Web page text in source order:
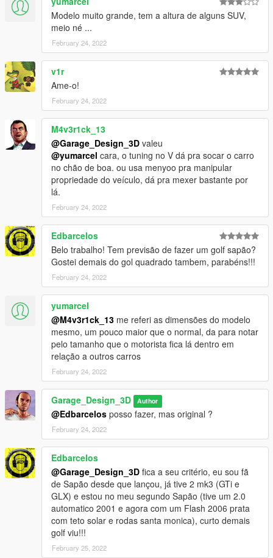
Conversao para o GTA 5: GarageDesign3D
- se for usar o mod em video por gentileza usar os creditos
--------------------------------------------------------------
English
Saveiro g4 surf original [Add-On]
Offline Spawn Name: savaoriginal
Characteristics:
- HQ interior
- HQ textures
- Hands on the steering wheel
- collision deformation
- functional speedometer
Installation:
Step 1:
Just put the savaoriginal folder there using openIV:
GTA V >> mods >> update >> x64 >> dlcpacks
-------------------------------------------------- ---------
Step 2:
Add this line dlcpacks:/savaoriginal/ in the dlclist.xml file
Location of dlclist.xml:
GTA V >> mods >> update >> update.rpf >> common >> data
Car credits:
Lord3d and Igor3d
-------------------------------------------------- -----------------------------
Modelo muito grande, tem a altura de alguns SUV,
meio né ...
February 24, 2022
v1r
Ame-o!
February 24, 2022
M4v3r1ck_13
@Garage_Design_3D valeu
@yumarcel cara, o tuning no V dá pra socar o carro
no chão de boa. ou usa menyoo pra manipular
propriedade do veículo, dá pra mexer bastante por
lá.
February 24, 2022
Edbarcelos
Belo trabalho! Tem previsão de fazer um golf sapão?
Gostei demais do gol quadrado tambem, parabéns!!!
February 24, 2022
yumarcel
@M4v3r1ck_13 me referi as dimensões do modelo
mesmo, um pouco maior que o normal, da para notar
pelo tamanho que o motorista fica lá dentro em
relação a outros carros
February 24, 2022
Garage_Design_3D Author
@Edbarcelos posso fazer, mas original ?
February 24, 2022
Edbarcelos
@Garage_Design_3D fica a seu critério, eu sou fã
de Sapão desde que lançou, já tive 2 mk3 (GTi e
GLX) e estou no meu segundo Sapão (tive um 2.0
automatico 2001 e agora com um Flash 2006 prata
com teto solar e rodas santa monica), curto demais
golf viu!!!
February 25, 2022